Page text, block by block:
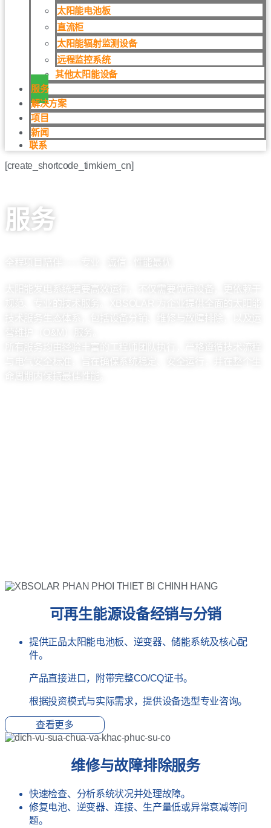
太阳能电池板
直流柜
太阳能辐射监测设备
远程监控系统
其他太阳能设备
服务
解决方案
项目
新闻
联系
[create_shortcode_timkiem_cn]
服务
全程项目陪伴——专业 · 诚信 · 性能最优
太阳能发电系统若要高效运行，不仅需要优质设备，更依赖于
规范、专业的技术服务。XBSOLAR 为企业提供全面的太阳能
技术服务生态体系，包括设备分销、维修与故障排除，以及运
营维护（O&M）服务。
所有服务均由经验丰富的工程师团队执行，严格遵循技术流程
与电气安全标准，旨在确保系统稳定、安全运行，并在整个生
命周期内保持最佳性能。
可再生能源设备经销与分销
提供正品太阳能电池板、逆变器、储能系统及核心配
件。
产品直接进口，附带完整CO/CQ证书。
根据投资模式与实际需求，提供设备选型专业咨询。
查看更多
维修与故障排除服务
快速检查、分析系统状况并处理故障。
修复电池、逆变器、连接、生产量低或异常衰减等问
题。